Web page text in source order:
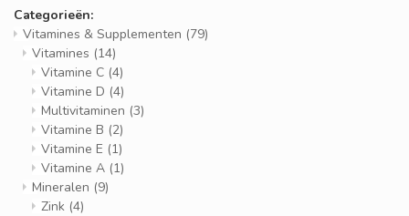
Categorieën:
Vitamines & Supplementen (79)
Vitamines (14)
Vitamine C (4)
Vitamine D (4)
Multivitaminen (3)
Vitamine B (2)
Vitamine E (1)
Vitamine A (1)
Mineralen (9)
Zink (4)